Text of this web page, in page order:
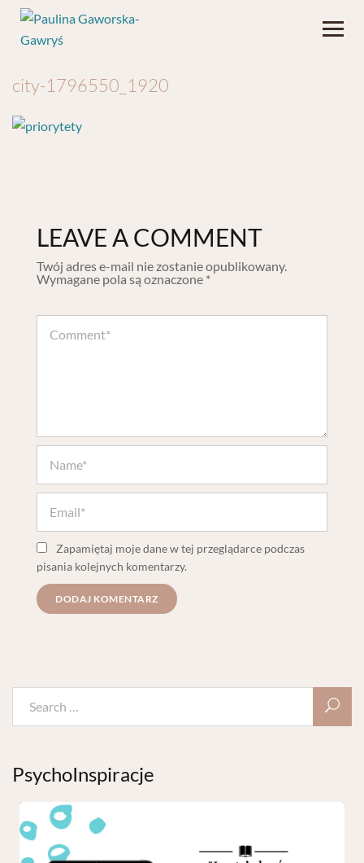
city-1796550_1920
LEAVE A COMMENT
Twój adres e-mail nie zostanie opublikowany.
Wymagane pola są oznaczone *
Zapamiętaj moje dane w tej przeglądarce podczas
pisania kolejnych komentarzy.
PsychoInspiracje